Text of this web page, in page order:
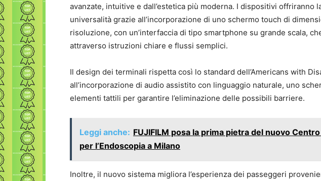
avanzate, intuitive e dall’estetica più moderna. I dispositivi offriranno
universalità grazie all’incorporazione di uno schermo touch di
risoluzione, con un’interfaccia di tipo smartphone su grande scala,
attraverso istruzioni chiare e flussi semplici.
Il design dei terminali rispetta così lo standard dell’Americans with
all’incorporazione di audio assistito con linguaggio naturale, uno
elementi tattili per garantire l’eliminazione delle possibili barriere.
Leggi anche: FUJIFILM posa la prima pietra del nuovo
per l’Endoscopia a Milano
Inoltre, il nuovo sistema migliora l’esperienza dei passeggeri